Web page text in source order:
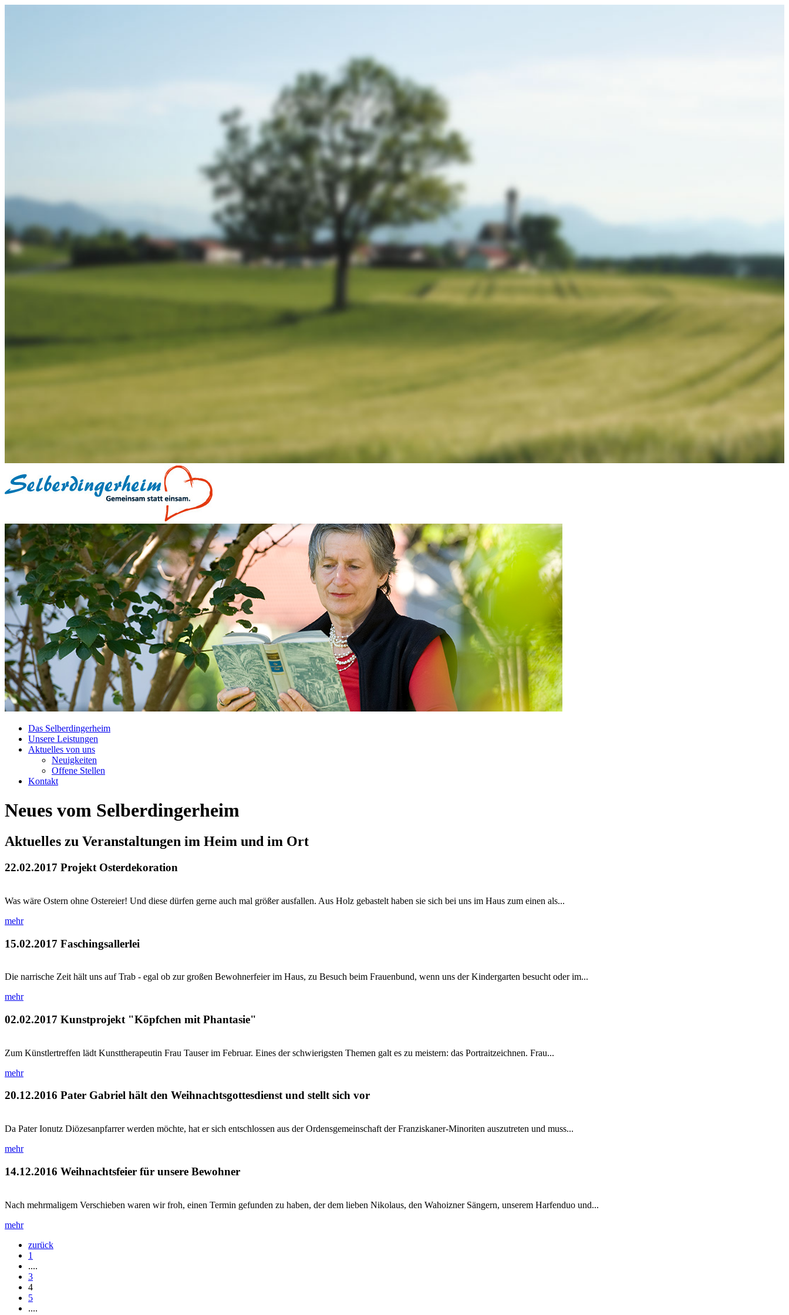
Das Selberdingerheim
Unsere Leistungen
Aktuelles von uns
Neuigkeiten
Offene Stellen
Kontakt
Neues vom Selberdingerheim
Aktuelles zu Veranstaltungen im Heim und im Ort
22.02.2017 Projekt Osterdekoration
Was wäre Ostern ohne Ostereier! Und diese dürfen gerne auch mal größer ausfallen. Aus Holz gebastelt haben sie sich bei uns im Haus zum einen als...
mehr
15.02.2017 Faschingsallerlei
Die narrische Zeit hält uns auf Trab - egal ob zur großen Bewohnerfeier im Haus, zu Besuch beim Frauenbund, wenn uns der Kindergarten besucht oder im...
mehr
02.02.2017 Kunstprojekt "Köpfchen mit Phantasie"
Zum Künstlertreffen lädt Kunsttherapeutin Frau Tauser im Februar. Eines der schwierigsten Themen galt es zu meistern: das Portraitzeichnen. Frau...
mehr
20.12.2016 Pater Gabriel hält den Weihnachtsgottesdienst und stellt sich vor
Da Pater Ionutz Diözesanpfarrer werden möchte, hat er sich entschlossen aus der Ordensgemeinschaft der Franziskaner-Minoriten auszutreten und muss...
mehr
14.12.2016 Weihnachtsfeier für unsere Bewohner
Nach mehrmaligem Verschieben waren wir froh, einen Termin gefunden zu haben, der dem lieben Nikolaus, den Wahoizner Sängern, unserem Harfenduo und...
mehr
zurück
1
....
3
4
5
....